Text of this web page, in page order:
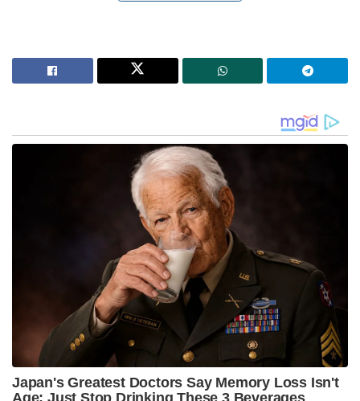
Stories you may like
ജീവിക്കാൻ അർഹതയില്ലെന്ന് യോഗി ആദിത്യനാഥ്:
‘ഭക്ഷണം കഴിച്ചതിന് പിന്നാലെ മരണം;
പാകിസ്താനിൽ ലഷ്കർ കമാൻഡർ കൊല്ലപ്പെട്ടു!’:
അജ്ഞാത തോക്കുധാരികളുടെ പേടിസ്വപ്നത്തിൽ
പ്രതിവർഷം 20 ലക്ഷം യാത്രക്കാരെ കൈകാര്യം
ചെയ്യാം. 23,000 ചതുരശ്ര മീറ്ററിലധികം
വിസ്തൃതിയിലാണ് ഈ അത്യാധുനിക ടെർമിനൽ
മന്ദിരം പണികഴിപ്പിച്ചിരിക്കുന്നത്. വിമാനത്താവള
വികസനത്തോടെ പ്രതിവർഷം 20 ലക്ഷം യാത്രക്കാരെ
കൈകാര്യം ചെയ്യാൻ ഈ പുതിയ ടെർമിനലിന്
സാധിക്കുമെന്ന് പ്രധാനമന്ത്രിയുടെ ഓഫീസ്
വ്യക്തമാക്കി. യാത്രക്കാർക്ക് കൂടുതൽ സുഗമവും